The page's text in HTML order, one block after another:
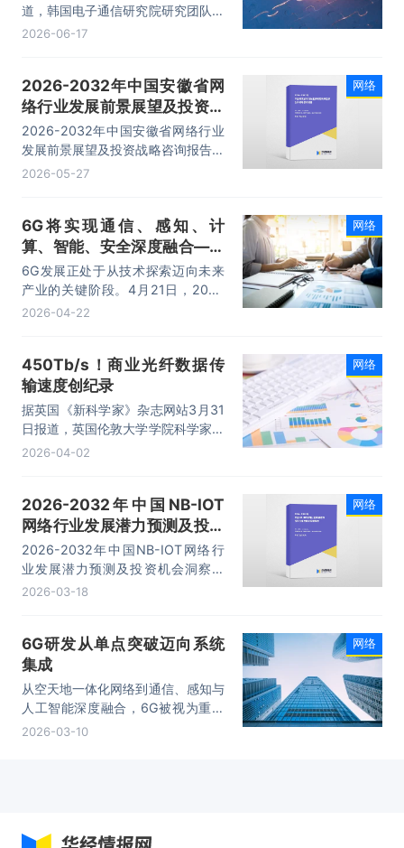
道，韩国电子通信研究院研究团队开
发出一种由人工智能（AI）驱动的
使会话处理效率较传统架构提升约
40%。
2026-06-17
2026-2032年中国安徽省网
络行业发展前景展望及投资战
略咨询报告
2026-2032年中国安徽省网络行业
发展前景展望及投资战略咨询报告，
主要包括通信发展分析，市场竞争格
2026-05-27
网络
6G将实现通信、感知、计
算、智能、安全深度融合——
2026全球6G技术与产业生态
大会开幕
6G发展正处于从技术探索迈向未来
产业的关键阶段。4月21日，2026
全球6G技术与产业生态大会在江苏
2026-04-22
网络
450Tb/s！商业光纤数据传
输速度创纪录
据英国《新科学家》杂志网站3月31
日报道，英国伦敦大学学院科学家创
下了现有商用光纤数据传输速度新纪
足以支持约5000万部电影同时流畅
播放。
2026-04-02
网络
2026-2032年中国NB-IOT
网络行业发展潜力预测及投资
机会洞察报告
2026-2032年中国NB-IOT网络行
业发展潜力预测及投资机会洞察报
告，主要包括市场商业模式分析、发
2026-03-18
网络
6G研发从单点突破迈向系统
集成
从空天地一体化网络到通信、感知与
人工智能深度融合，6G被视为重塑
全球数字信息基础设施格局的重要技
2026-03-10
网络